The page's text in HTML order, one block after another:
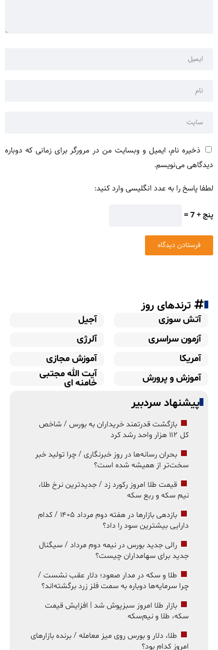
ذخیره نام، ایمیل و وبسایت من در مرورگر برای زمانی که دوباره
دیدگاهی می‌نویسم.
لطفا پاسخ را به عدد انگلیسی وارد کنید:
پنج + 7 =
ترندهای روز
آتش سوزی
آجیل
آزمون سراسری
آلرژی
آمریکا
آموزش مجازی
آموزش و پرورش
آیت الله مجتبی
خامنه ای
پیشنهاد سردبیر
بازگشت قدرتمند خریداران به بورس / شاخص
کل ۱۱۲ هزار واحد رشد کرد
بحران رسانه‌ها در روز خبرنگاری / چرا تولید خبر
سخت‌تر از همیشه شده است؟
قیمت طلا امروز رکورد زد / جدیدترین نرخ طلا،
نیم سکه و ربع سکه
بازدهی بازارها در هفته دوم مرداد ۱۴۰۵ / کدام
دارایی بیشترین سود را داد؟
رالی جدید بورس در نیمه دوم مرداد / سیگنال
جدید برای سهامداران چیست؟
طلا و سکه در مدار صعود؛ دلار عقب نشست /
چرا سرمایه‌ها دوباره به سمت فلز زرد برگشته‌اند؟
بازار طلا امروز سبزپوش شد | افزایش قیمت
سکه، طلا و نیم‌سکه
طلا، دلار و بورس روی میز معامله / برنده بازارهای
امروز کدام بود؟